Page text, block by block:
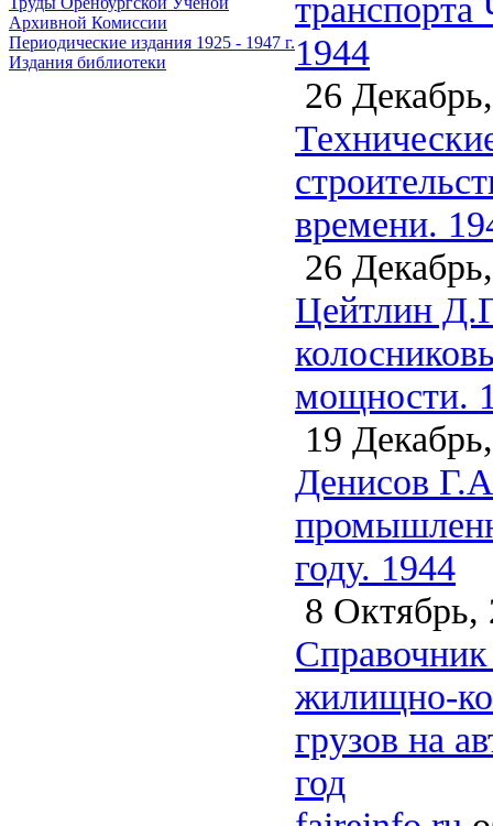
Архивной Комиссии
Периодические издания 1925 - 1947 г.
Издания библиотеки
транспорта
1944
26
времени.
26
Цейтлин
мощности.
19
Денисов
году. 1944
8 Октябрь,
жилищно-
грузов на
год